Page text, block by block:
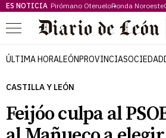
ES NOTICIA Pirómano OterueloRonda Noroeste
Menú
ÚLTIMA HORALEÓNPROVINCIASOCIEDAD
CASTILLA Y LEÓN
Feijóo culpa al